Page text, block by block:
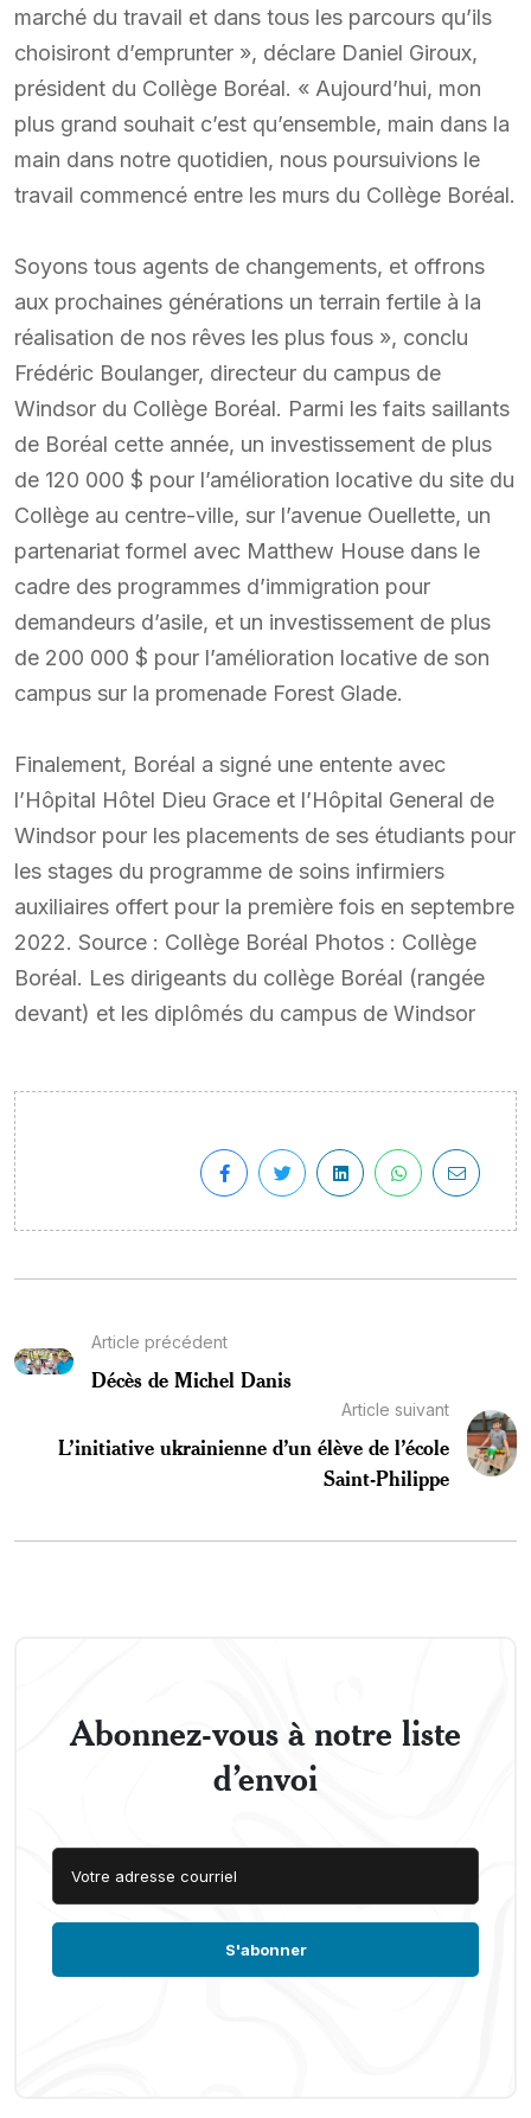
marché du travail et dans tous les parcours qu’ils
choisiront d’emprunter », déclare Daniel Giroux,
président du Collège Boréal. « Aujourd’hui, mon
plus grand souhait c’est qu’ensemble, main dans la
main dans notre quotidien, nous poursuivions le
travail commencé entre les murs du Collège Boréal.
Soyons tous agents de changements, et offrons
aux prochaines générations un terrain fertile à la
réalisation de nos rêves les plus fous », conclu
Frédéric Boulanger, directeur du campus de
Windsor du Collège Boréal. Parmi les faits saillants
de Boréal cette année, un investissement de plus
de 120 000 $ pour l’amélioration locative du site du
Collège au centre-ville, sur l’avenue Ouellette, un
partenariat formel avec Matthew House dans le
cadre des programmes d’immigration pour
demandeurs d’asile, et un investissement de plus
de 200 000 $ pour l’amélioration locative de son
campus sur la promenade Forest Glade.
Finalement, Boréal a signé une entente avec
l’Hôpital Hôtel Dieu Grace et l’Hôpital General de
Windsor pour les placements de ses étudiants pour
les stages du programme de soins infirmiers
auxiliaires offert pour la première fois en septembre
2022. Source : Collège Boréal Photos : Collège
Boréal. Les dirigeants du collège Boréal (rangée
devant) et les diplômés du campus de Windsor
Article précédent
Décès de Michel Danis
Article suivant
L’initiative ukrainienne d’un élève de l’école
Saint-Philippe
Abonnez-vous à notre liste
d’envoi